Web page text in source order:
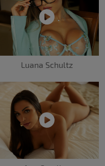
Luana Schultz